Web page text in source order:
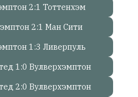
2:1 Тоттенхэм
2:1 Ман Сити
1:3 Ливерпуль
1:0 Вулверхэмптон
2:0 Вулверхэмптон